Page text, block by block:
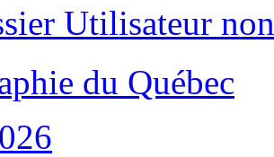
Utilisateur
du Québec